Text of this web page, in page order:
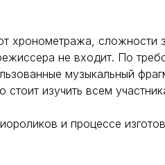
хронометража, сложности
не входит. По
музыкальный
стоит изучить всем
и процессе